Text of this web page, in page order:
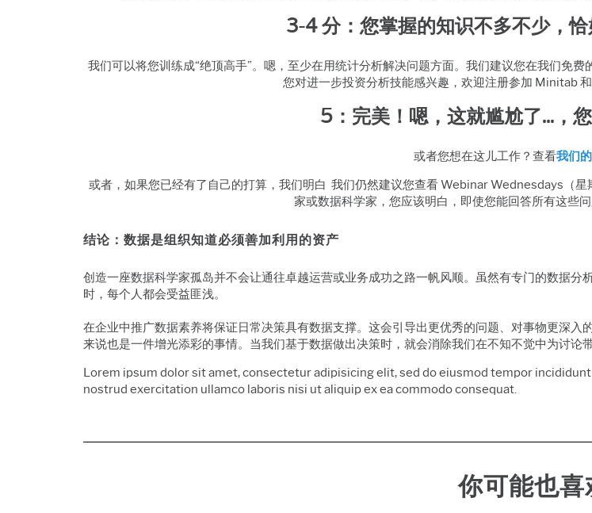
3-4 分： 您掌握的知识不多不少，
我们可以将您训练成“绝顶高手”。嗯，至少在用统计分析解决问题方面。我们建议您在我们免费
您对进一步投资分析技能感兴趣，欢迎注册参加 Minitab 和
5： 完美！嗯，这就尴尬了...，
或者您想在这儿工作？查看我们
或者，如果您已经有了自己的打算，我们明白 我们仍然建议您查看 Webinar Wednesdays（星
家或数据科学家，您应该明白，即使您能回答所有这些
结论：数据是组织知道必须善加利用的资产
创造一座数据科学家孤岛并不会让通往卓越运营或业务成功之路一帆风顺。虽然有专门的数据
时，每个人都会受益匪浅。
在企业中推广数据素养将保证日常决策具有数据支撑。这会引导出更优秀的问题、对事物更深
来说也是一件增光添彩的事情。当我们基于数据做出决策时，就会消除我们在不知不觉中为讨论
Lorem ipsum dolor sit amet, consectetur adipisicing elit, sed do eiusmod tempor
nostrud exercitation ullamco laboris nisi ut aliquip ex ea commodo consequat.
你可能也喜